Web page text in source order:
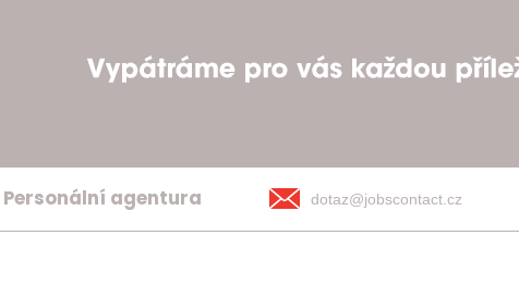
Personální agentura dotaz@jobscontact.cz